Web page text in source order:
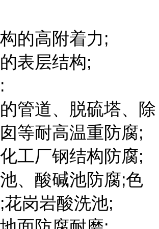
的高附着力;
表层结构;
管道、脱硫塔、除
等耐高温重防腐;
工厂钢结构防腐;
、酸碱池防腐;色
岗岩酸洗池;